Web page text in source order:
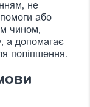
не
або
чином,
а допомагає
поліпшення.